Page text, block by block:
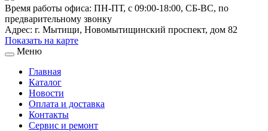
Время работы офиса: ПН-ПТ, с 09:00-18:00, СБ-ВС, по
предварительному звонку
Адрес: г. Мытищи, Новомытищинский проспект, дом 82
Показать на карте
Меню
Главная
Каталог
Новости
Оплата и доставка
Контакты
Сервис и ремонт